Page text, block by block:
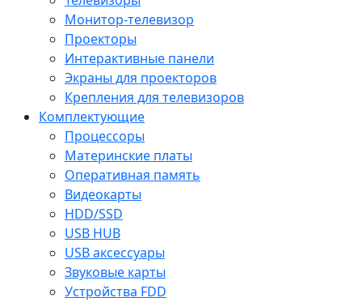
Монитор-телевизор
Проекторы
Интерактивные панели
Экраны для проекторов
Крепления для телевизоров
Комплектующие
Процессоры
Материнские платы
Оперативная память
Видеокарты
HDD/SSD
USB HUB
USB аксессуары
Звуковые карты
Устройства FDD